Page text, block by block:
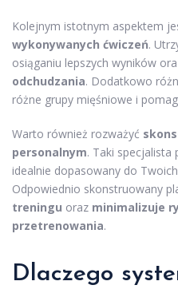
Kolejnym istotnym aspektem
wykonywanych ćwiczeń.
osiąganiu lepszych wyników
odchudzania. Dodatkowo
różne grupy mięśniowe i
Warto również rozważyć
personalnym. Taki
idealnie dopasowany do
Odpowiednio skonstruowany
treningu oraz minimalizuje
przetrenowania.
Dlaczego